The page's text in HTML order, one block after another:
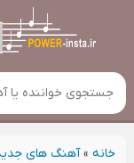
خانه»آهنگ های